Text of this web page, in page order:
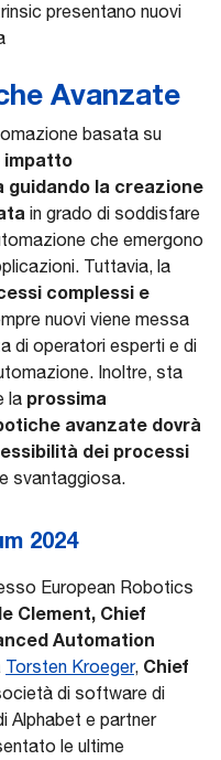
presentano nuovi
Avanzate
basata su
impatto
guidando la creazione
in grado di soddisfare
che emergono
Tuttavia, la
complessi e
nuovi viene messa
di operatori esperti e di
Inoltre, sta
la prossima
avanzate dovrà
dei processi
svantaggiosa.
2024
European Robotics
Clement, Chief
Automation
Torsten Kroeger, Chief
di software di
Alphabet e partner
le ultime